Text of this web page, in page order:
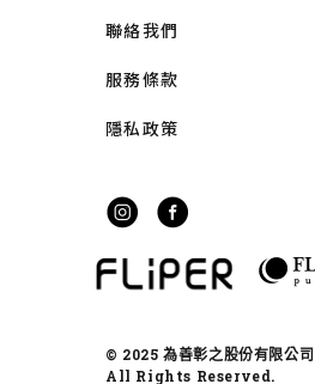
聯絡我們
服務條款
隱私政策
© 2025 為善彰之股份有限公司
All Rights Reserved.